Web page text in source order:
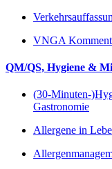
VNGA
QM/QS, Hygiene &
(30-Minuten-
Gastronomie
Allergene in